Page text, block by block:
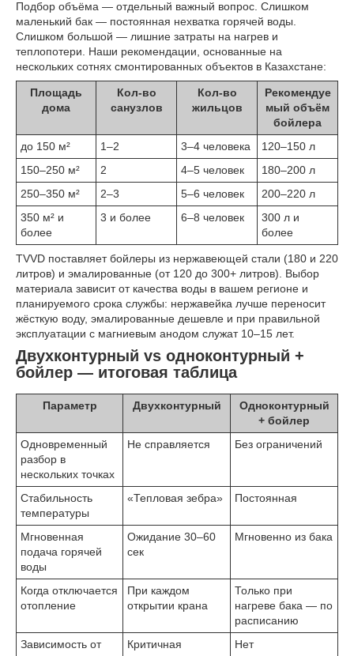
Подбор объёма — отдельный важный вопрос. Слишком
маленький бак — постоянная нехватка горячей воды.
Слишком большой — лишние затраты на нагрев и
теплопотери. Наши рекомендации, основанные на
нескольких сотнях смонтированных объектов в Казахстане:
Площадь
дома
Кол-во
санузлов
Кол-во
жильцов
Рекомендуе
мый объём
бойлера
до 150 м²
1–2 3–4 человека
120–150 л
150–250 м²
2 4–5 человек
180–200 л
250–350 м²
2–3 5–6 человек
200–220 л
350 м² и
более
3 и более 6–8 человек
300 л и
более
TVVD поставляет бойлеры из нержавеющей стали (180 и 220
литров) и эмалированные (от 120 до 300+ литров). Выбор
материала зависит от качества воды в вашем регионе и
планируемого срока службы: нержавейка лучше переносит
жёсткую воду, эмалированные дешевле и при правильной
эксплуатации с магниевым анодом служат 10–15 лет.
Двухконтурный vs одноконтурный +
бойлер — итоговая таблица
Параметр Двухконтурный
Одноконтурный
+ бойлер
Одновременный
разбор в
нескольких точках
Не справляется Без ограничений
Стабильность
температуры
«Тепловая зебра» Постоянная
Мгновенная
подача горячей
воды
Ожидание 30–60
сек
Мгновенно из бака
Когда отключается
отопление
При каждом
открытии крана
Только при
нагреве бака — по
расписанию
Зависимость от
Критичная Нет